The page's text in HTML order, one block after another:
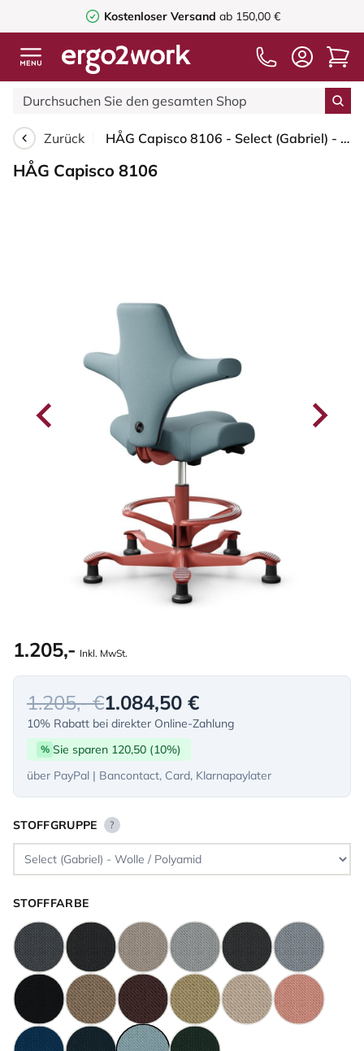
Kostenloser Versand ab 150,00 €
Zurück HÅG Capisco 8106 - Select (Gabriel) - Wolle / Polyamid - SC67098 - Glacier blue - Blush Rose - 200 mm (Sitzhöhe 46-64cm) - Bodengleiter
HÅG Capisco 8106
1.205,- Inkl. MwSt.
1.205,- €1.084,50 €
10% Rabatt bei direkter Online-Zahlung
% Sie sparen 120,50 (10%)
über PayPal | Bancontact, Card, Klarnapaylater
STOFFGRUPPE ?
STOFFFARBE